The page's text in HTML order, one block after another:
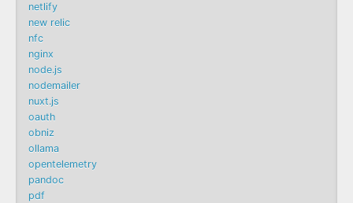
netlify
new relic
nfc
nginx
node.js
nodemailer
nuxt.js
oauth
obniz
ollama
opentelemetry
pandoc
pdf